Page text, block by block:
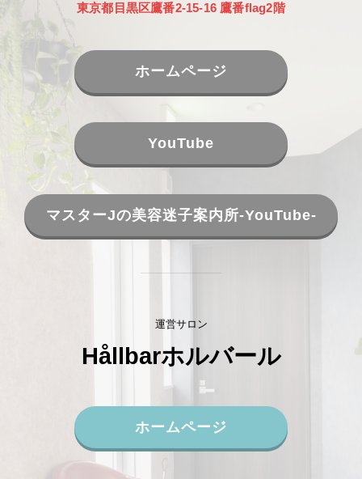
東京都目黒区鷹番2-15-16 鷹番flag2階
ホームページ
YouTube
マスターJの美容迷子案内所-YouTube-
運営サロン
Hållbarホルバール
ホームページ